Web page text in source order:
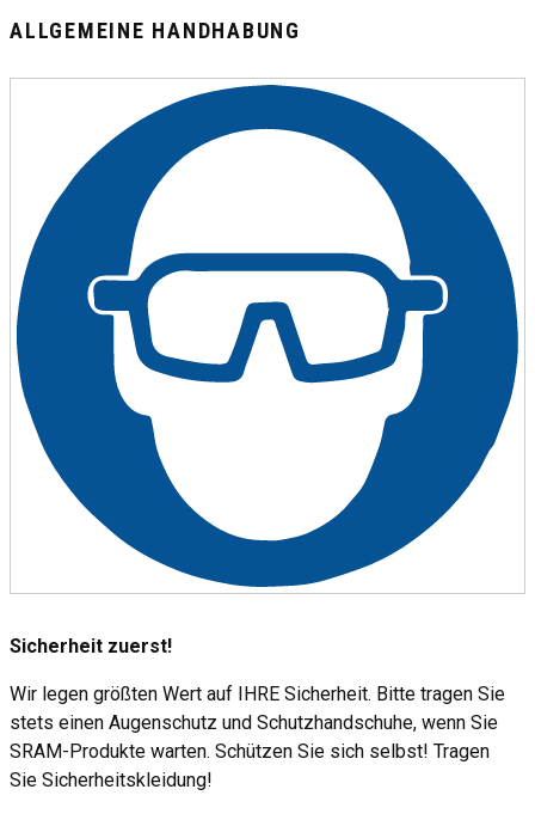
ALLGEMEINE HANDHABUNG
Sicherheit zuerst!
Wir legen größten Wert auf IHRE Sicherheit. Bitte tragen Sie
stets einen Augenschutz und Schutzhandschuhe, wenn Sie
SRAM-Produkte warten. Schützen Sie sich selbst! Tragen
Sie Sicherheitskleidung!